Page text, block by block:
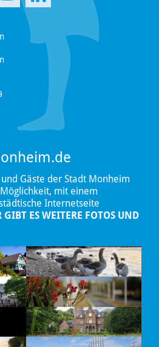
Gäste der Stadt Monheim
mit einem
Internetseite
GIBT ES WEITERE FOTOS UND